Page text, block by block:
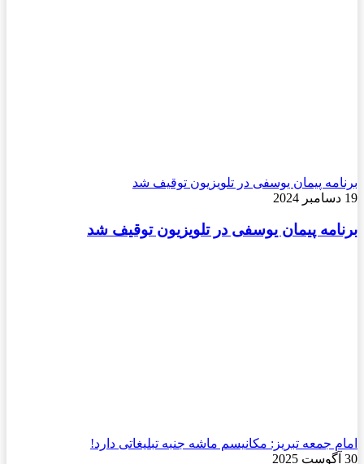
برنامه پیمان یوسفی در تلویزیون توقیف شد
19 دسامبر 2024
برنامه پیمان یوسفی در تلویزیون توقیف شد
امام جمعه تبریز: مکانیسم ماشه جنبه تبلیغاتی دارد!
30 آگوست 2025